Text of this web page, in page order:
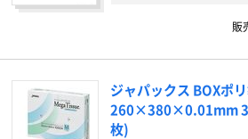
販
ジャパックス BOXポ
260×380×0.01mm
枚)